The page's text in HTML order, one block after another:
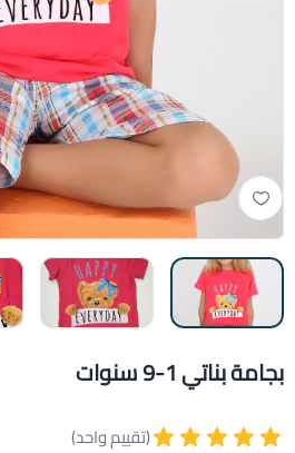
بجامة بناتي 1-9 سنوات
(تقييم واحد)